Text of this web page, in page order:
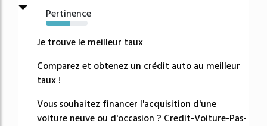
Pertinence
57%
Je trouve le meilleur taux
Comparez et obtenez un crédit auto au meilleur
taux !
Vous souhaitez financer l'acquisition d'une
voiture neuve ou d'occasion ? Credit-Voiture-Pas-